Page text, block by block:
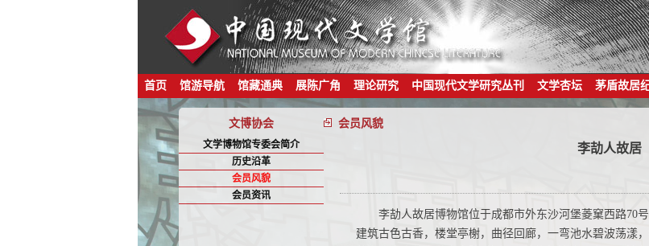
首页 馆游导航 馆藏通典 展陈广角 理论研究 中国现代文学研究丛刊 文学杏坛 茅盾故居
文博协会 会员风貌
文学博物馆专委会简介
历史沿革
会员风貌
会员资讯
李劼人故居
李劼人故居博物馆位于成都市外东沙河堡菱窠西路70
建筑古色古香，楼堂亭榭，曲径回廊，一弯池水碧波荡漾